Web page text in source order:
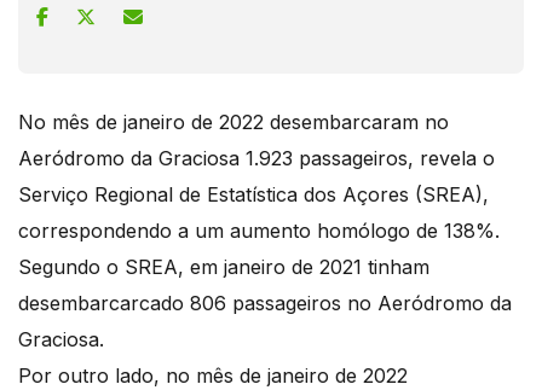
No mês de janeiro de 2022 desembarcaram no
Aeródromo da Graciosa 1.923 passageiros, revela o
Serviço Regional de Estatística dos Açores (SREA),
correspondendo a um aumento homólogo de 138%.
Segundo o SREA, em janeiro de 2021 tinham
desembarcarcado 806 passageiros no Aeródromo da
Graciosa.
Por outro lado, no mês de janeiro de 2022